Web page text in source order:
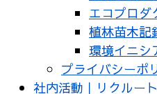
エコプロダ
植林苗木記
環境イニシ
プライバシーポ
社内活動｜リクルート